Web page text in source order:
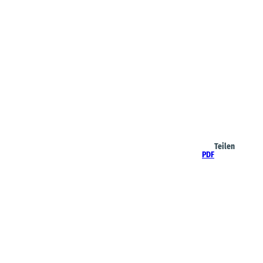
PDF
Teilen